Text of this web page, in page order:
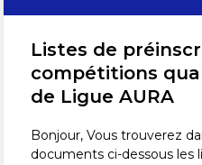
Listes de
compétitions
de Ligue AURA
Bonjour, Vous trouverez
documents ci-dessous les